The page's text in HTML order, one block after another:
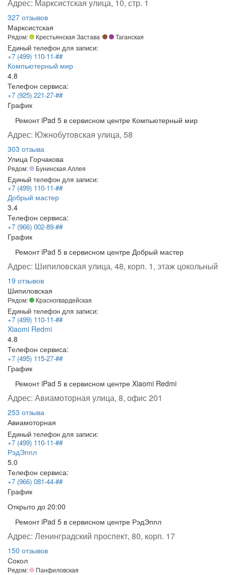
Адрес: Марксистская улица, 10, стр. 1
327 отзывов
Марксистская
Рядом: Крестьянская Застава Таганская
Единый телефон для записи:
+7 (499) 110-11-##
Компьютерный мир
4.8
Телефон сервиса:
+7 (925) 221-27-##
График
Ремонт iPad 5 в сервисном центре Компьютерный мир
Адрес: Южнобутовская улица, 58
303 отзыва
Улица Горчакова
Рядом: Бунинская Аллея
Единый телефон для записи:
+7 (499) 110-11-##
Добрый мастер
3.4
Телефон сервиса:
+7 (966) 002-89-##
График
Ремонт iPad 5 в сервисном центре Добрый мастер
Адрес: Шипиловская улица, 48, корп. 1, этаж цокольный
19 отзывов
Шипиловская
Рядом: Красногвардейская
Единый телефон для записи:
+7 (499) 110-11-##
Xiaomi Redmi
4.8
Телефон сервиса:
+7 (495) 115-27-##
График
Ремонт iPad 5 в сервисном центре Xiaomi Redmi
Адрес: Авиамоторная улица, 8, офис 201
253 отзыва
Авиамоторная
Единый телефон для записи:
+7 (499) 110-11-##
РэдЭппл
5.0
Телефон сервиса:
+7 (966) 081-44-##
График
Открыто до 20:00
Ремонт iPad 5 в сервисном центре РэдЭппл
Адрес: Ленинградский проспект, 80, корп. 17
150 отзывов
Сокол
Рядом: Панфиловская